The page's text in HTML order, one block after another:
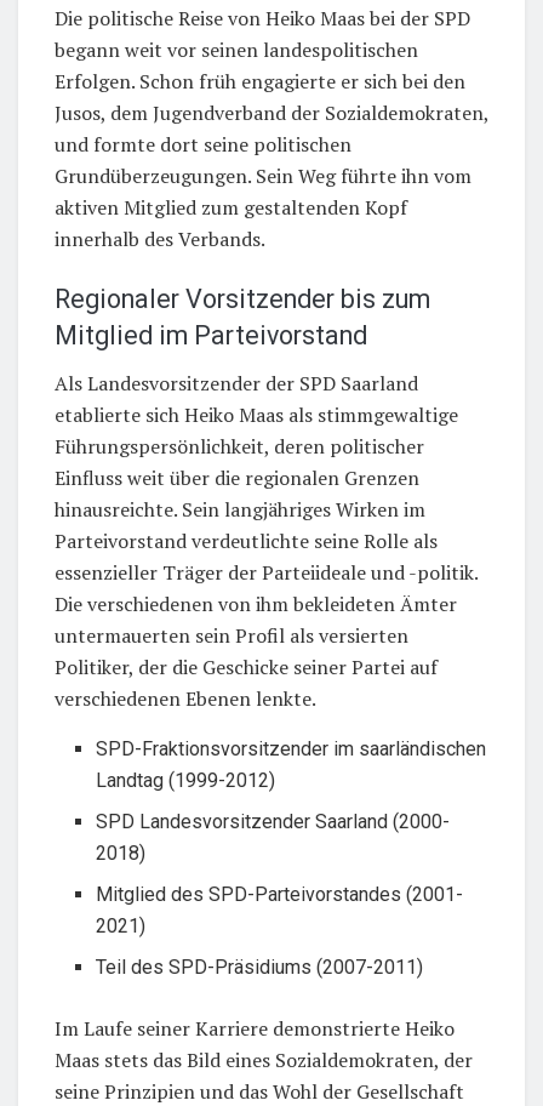
Die politische Reise von Heiko Maas bei der SPD
begann weit vor seinen landespolitischen
Erfolgen. Schon früh engagierte er sich bei den
Jusos, dem Jugendverband der Sozialdemokraten,
und formte dort seine politischen
Grundüberzeugungen. Sein Weg führte ihn vom
aktiven Mitglied zum gestaltenden Kopf
innerhalb des Verbands.
Regionaler Vorsitzender bis zum
Mitglied im Parteivorstand
Als Landesvorsitzender der SPD Saarland
etablierte sich Heiko Maas als stimmgewaltige
Führungspersönlichkeit, deren politischer
Einfluss weit über die regionalen Grenzen
hinausreichte. Sein langjähriges Wirken im
Parteivorstand verdeutlichte seine Rolle als
essenzieller Träger der Parteiideale und -politik.
Die verschiedenen von ihm bekleideten Ämter
untermauerten sein Profil als versierten
Politiker, der die Geschicke seiner Partei auf
verschiedenen Ebenen lenkte.
SPD-Fraktionsvorsitzender im saarländischen
Landtag (1999-2012)
SPD Landesvorsitzender Saarland (2000-
2018)
Mitglied des SPD-Parteivorstandes (2001-
2021)
Teil des SPD-Präsidiums (2007-2011)
Im Laufe seiner Karriere demonstrierte Heiko
Maas stets das Bild eines Sozialdemokraten, der
seine Prinzipien und das Wohl der Gesellschaft